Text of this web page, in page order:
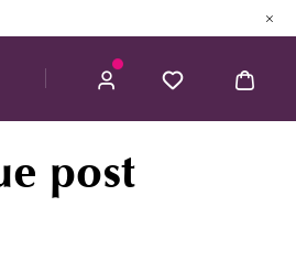
Kérastase
J’ACHÈTE
post